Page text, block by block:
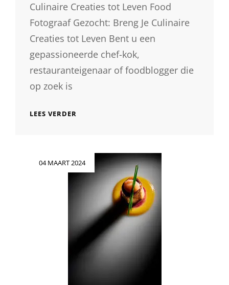
Culinaire Creaties tot Leven Food
Fotograaf Gezocht: Breng Je Culinaire
Creaties tot Leven Bent u een
gepassioneerde chef-kok,
restauranteigenaar of foodblogger die
op zoek is
LEES VERDER
VOOR
CULINAIRE
MEESTERWERKEN
04 MAART 2024